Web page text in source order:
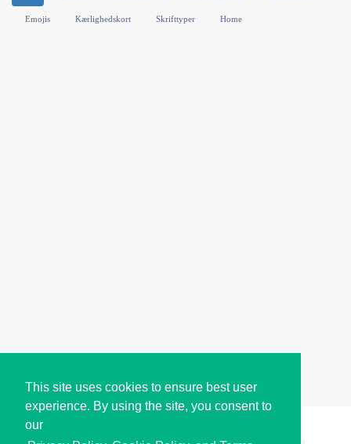
This site uses cookies to ensure best user
experience. By using the site, you consent to
our
Emojis Kærlighedskort Skrifttyper Home